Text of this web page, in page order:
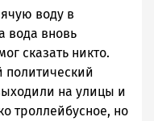
воду в
вода вновь
сказать никто.
политический
на улицы и
троллейбусное, но